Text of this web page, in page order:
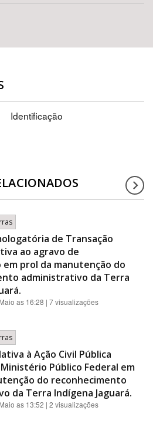
Identificação
de Transação
ao agravo de
prol da manutenção do
administrativo da Terra
as 16:28 | 7 visualizações
à Ação Civil Pública
Público Federal em
do reconhecimento
da Terra Indígena Jaguará.
as 13:52 | 2 visualizações